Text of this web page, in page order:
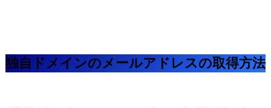
独自ドメインのメールアドレスの取得方法